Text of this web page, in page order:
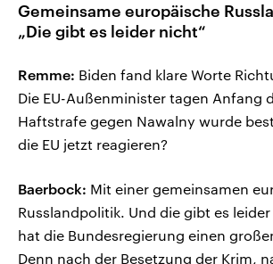
Gemeinsame europäische
„Die gibt es leider nicht“
Remme: Biden fand klare Worte
Die EU-Außenminister tagen Anfang
Haftstrafe gegen Nawalny wurde
die EU jetzt reagieren?
Baerbock: Mit einer gemeinsamen
Russlandpolitik. Und die gibt es
hat die Bundesregierung einen
Denn nach der Besetzung der Krim,